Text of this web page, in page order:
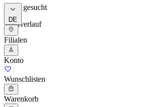
Meist gesucht
Suchverlauf
DE
Filialen
Konto
Wunschlisten
Warenkorb